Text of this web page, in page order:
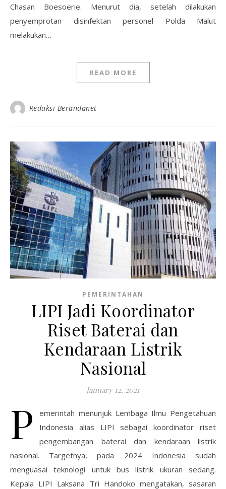
Chasan Boesoerie. Menurut dia, setelah dilakukan
penyemprotan disinfektan personel Polda Malut
melakukan…
READ MORE
Redaksi Berandanet
PEMERINTAHAN
LIPI Jadi Koordinator
Riset Baterai dan
Kendaraan Listrik
Nasional
January 12, 2021
P
emerintah menunjuk Lembaga Ilmu Pengetahuan
Indonesia alias LIPI sebagai koordinator riset
pengembangan baterai dan kendaraan listrik
nasional. Targetnya, pada 2024 Indonesia sudah
menguasai teknologi untuk bus listrik ukuran sedang.
Kepala LIPI Laksana Tri Handoko mengatakan, sasaran